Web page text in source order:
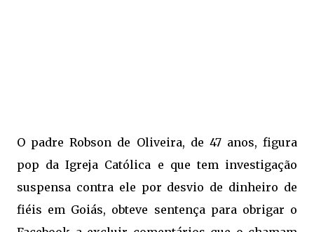
O padre Robson de Oliveira, de 47 anos, figura
pop da Igreja Católica e que tem investigação
suspensa contra ele por desvio de dinheiro de
fiéis em Goiás, obteve sentença para obrigar o